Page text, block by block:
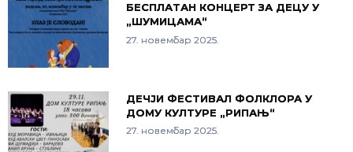
БЕСПЛАТАН КОНЦЕРТ ЗА ДЕЦУ У
„ШУМИЦАМА“
27. новембар 2025.
ДЕЧЈИ ФЕСТИВАЛ ФОЛКЛОРА У
ДОМУ КУЛТУРЕ „РИПАЊ“
27. новембар 2025.